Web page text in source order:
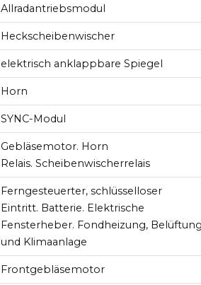
Allradantriebsmodul
Heckscheibenwischer
elektrisch anklappbare Spiegel
Horn
SYNC-Modul
Gebläsemotor. Horn
Relais. Scheibenwischerrelais
Ferngesteuerter, schlüsselloser
Eintritt. Batterie. Elektrische
Fensterheber. Fondheizung,
und Klimaanlage
Frontgebläsemotor